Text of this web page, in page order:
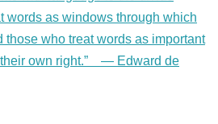
words as windows through which
those who treat words as important
own right.” — Edward de